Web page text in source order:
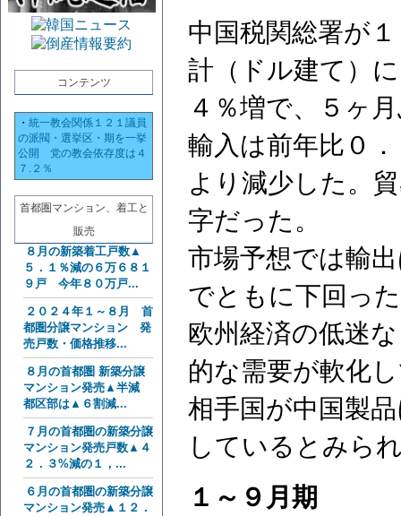
コンテンツ
・ 統一教会関係１２１議員
の派閥・選挙区・期を一挙
公開 党の教会依存度は４
７.２％
首都圏マンション、着工と
販売
８月の新築着工戸数▲
５．１％減の６万６８１
９戸 今年８０万戸...
２０２４年１～８月 首
都圏分譲マンション 発
売戸数・価格推移...
８月の首都圏 新築分譲
マンション発売▲半減
都区部は▲６割減...
７月の首都圏の新築分譲
マンション発売戸数▲４
２．３%減の１，...
６月の首都圏の新築分譲
マンション発売▲１２．
中国税関総署が
計（ドル建て）
４％増で、５ヶ
輸入は前年比０
より減少した。
字だった。
市場予想では輸
でともに下回っ
欧州経済の低迷
的な需要が軟化
相手国が中国製
しているとみら
１～９月期